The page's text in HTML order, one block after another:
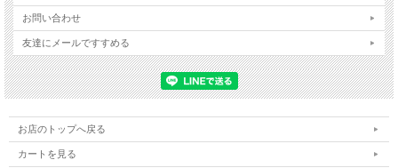
お問い合わせ
友達にメールですすめる
お店のトップへ戻る
カートを見る